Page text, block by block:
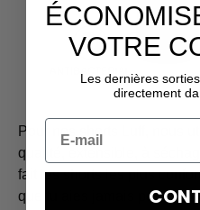
Pour nos shorts Luff, nous
qualité, extensible, à
fait les shorts les plus
que tu aies jamais portés.
VOTRE
Les dernières
directement